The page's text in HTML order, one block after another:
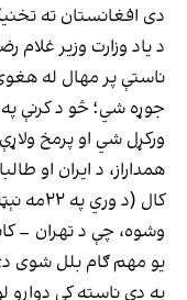
دی افغانستان ته
د یاد وزارت وزير غلام
ناستې پر مهال له
جوړه شي؛ څو د کرنې
ورکړل شي او پرمخ
کال (د
وشوه، چې د تهران –
يو مهم ګام بلل شوی
په دې ناسته کې دواړو